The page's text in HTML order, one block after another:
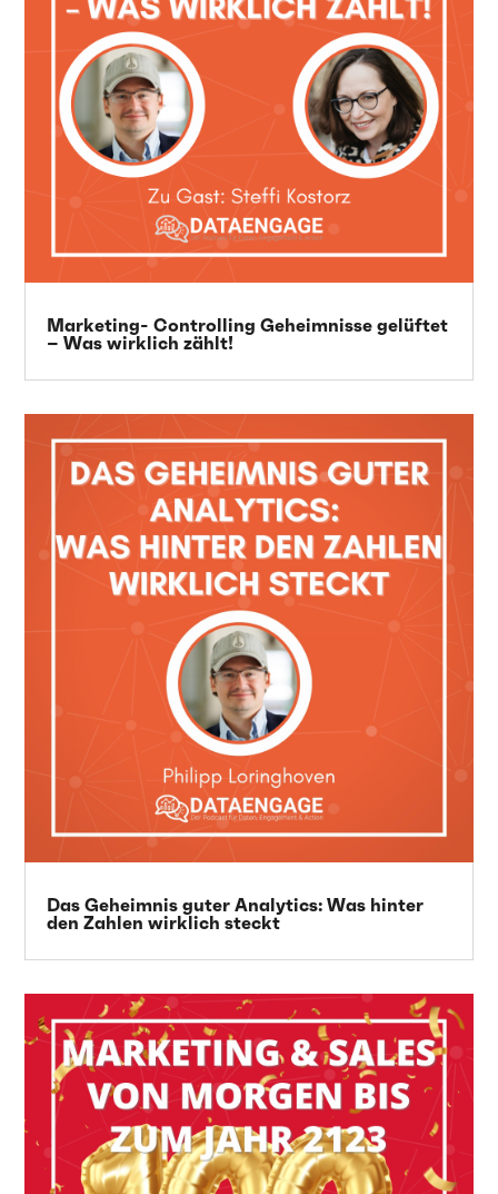
Marketing- Controlling Geheimnisse gelüftet
– Was wirklich zählt!
Das Geheimnis guter Analytics: Was hinter
den Zahlen wirklich steckt